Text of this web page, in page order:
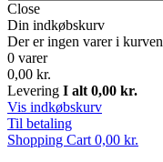
Close
Din indkøbskurv
Der er ingen varer i kurven
0 varer
0,00 kr.
Levering I alt 0,00 kr.
Vis indkøbskurv
Til betaling
Shopping Cart 0,00 kr.